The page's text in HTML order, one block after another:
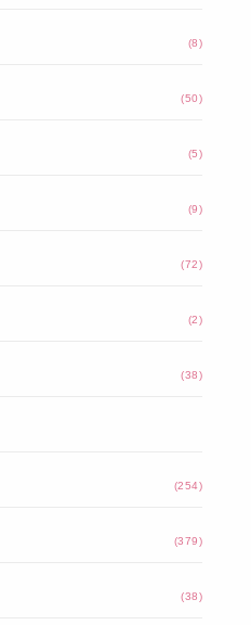
(8)
(50)
(5)
(9)
(72)
(2)
(38)
(254)
(379)
(38)